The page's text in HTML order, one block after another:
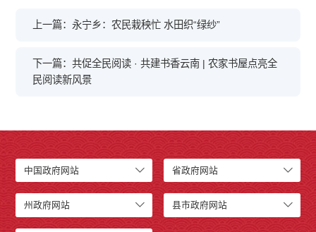
上一篇：永宁乡：农民栽秧忙 水田织“绿纱”
下一篇：共促全民阅读 · 共建书香云南 | 农家书屋点亮全
民阅读新风景
中国政府网站 省政府网站
州政府网站 县市政府网站